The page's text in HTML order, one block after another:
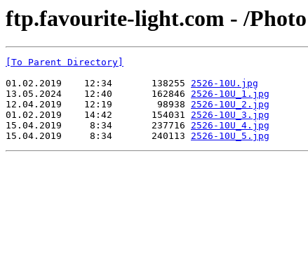
ftp.favourite-light.com - /
[To Parent Directory]
01.02.2019    12:34       138255 2526-10U.jpg
13.05.2024    12:40       162846 2526-10U_1.jpg
12.04.2019    12:19        98938 2526-10U_2.jpg
01.02.2019    14:42       154031 2526-10U_3.jpg
15.04.2019     8:34       237716 2526-10U_4.jpg
15.04.2019     8:34       240113 2526-10U_5.jpg